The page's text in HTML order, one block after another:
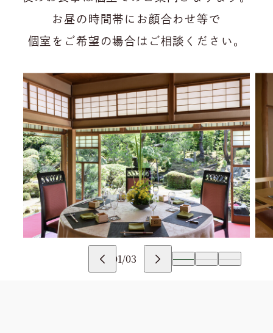
お昼の時間帯にお顔合わせ等で
個室をご希望の場合はご相談ください。
01/03